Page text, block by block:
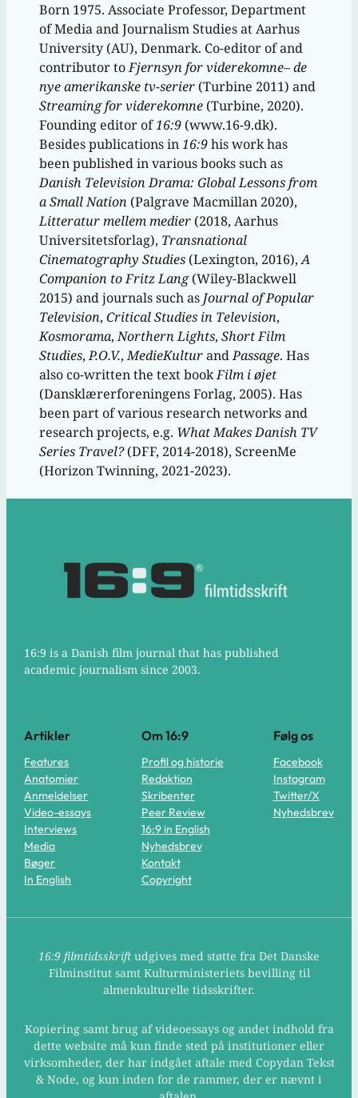
Born 1975. Associate Professor, Department
of Media and Journalism Studies at Aarhus
University (AU), Denmark. Co-editor of and
contributor toFjernsyn for viderekomne– de
nye amerikanske tv-serier(Turbine 2011) and
Streaming for viderekomne(Turbine, 2020).
Founding editor of16:9(www.16-9.dk).
Besides publications in16:9his work has
been published in various books such as
Danish Television Drama: Global Lessons from
a Small Nation(Palgrave Macmillan 2020),
Litteratur mellem medier(2018, Aarhus
Universitetsforlag), Transnational
Cinematography Studies(Lexington, 2016),A
Companion to Fritz Lang(Wiley-Blackwell
2015) and journals such as Journal of Popular
Television, Critical Studies in Television,
Kosmorama,Northern Lights, Short Film
Studies,P.O.V.,MedieKulturandPassage. Has
also co-written the text bookFilm i øjet
(Dansklærerforeningens Forlag, 2005). Has
been part of various research networks and
research projects, e.g. What Makes Danish TV
Series Travel?(DFF, 2014-2018), ScreenMe
(Horizon Twinning, 2021-2023).
16:9 is a Danish film journal that has published
academic journalism since 2003.
Artikler
Features
Anatomier
Anmeldelser
Video-essays
Interviews
Media
Bøger
In English
Om 16:9
Profil og historie
Redaktion
Skribenter
Peer Review
16:9 in English
Nyhedsbrev
Kontakt
Copyright
Følg os
Facebook
Instagram
Twitter/X
Nyhedsbrev
16:9 filmtidsskrift udgives med støtte fra Det Danske
Filminstitut samt Kulturministeriets bevilling til
almenkulturelle tidsskrifter.
Kopiering samt brug af videoessays og andet indhold fra
dette website må kun finde sted på institutioner eller
virksomheder, der har indgået aftale med Copydan Tekst
& Node, og kun inden for de rammer, der er nævnt i